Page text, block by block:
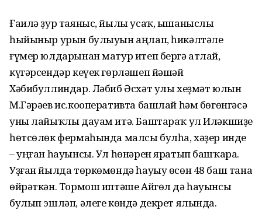
Ғаилә ҙур таяныс, йылы усаҡ, ышаныслы
һыйыныр урын булыуын аңлап, һикәлтәле
ғүмер юлдарынан матур итеп бергә атлай,
күгәрсендәр кеүек гөрләшеп йәшәй
Хәбибуллиндар. Ләбиб Әсхәт улы хеҙмәт юлын
М.Гәрәев ис.кооперативта башлай һәм бөгөнгәсә
уны лайыҡлы дауам итә. Баштараҡ ул Иләкшиҙе
һөтсөлөк фермаһында малсы булһа, хәҙер инде
– уңған һауынсы. Ул һөнәрен яратып башҡара.
Уҙған йылда төркөмөндә һауыу өсөн 48 баш тана
өйрәткән. Тормош иптәше Айгөл дә һауынсы
булып эшләп, әлеге көндә декрет ялында.